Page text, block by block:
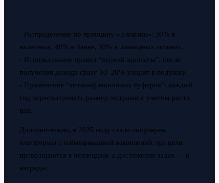
- Распределение по принципу «3 корзин»: 30% в
наличных, 40% в банке, 30% в ликвидных активах.
- Использование правил “первой зарплаты”: после
получения дохода сразу 10–20% уходит в подушку.
- Применение “антиинфляционных буферов”: каждый
год пересматривать размер подушки с учетом роста
цен.
Дополнительно, в 2025 году стали популярны
платформы с геймификацией накоплений, где цели
превращаются в челленджи, а достижение задач — в
награды.